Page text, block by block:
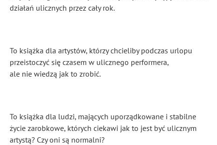
działań ulicznych przez cały rok.
To książka dla artystów, którzy chcieliby podczas urlopu
przeistoczyć się czasem w ulicznego performera,
ale nie wiedzą jak to zrobić.
To książka dla ludzi, mających uporządkowane i stabilne
życie zarobkowe, których ciekawi jak to jest być ulicznym
artystą? Czy oni są normalni?